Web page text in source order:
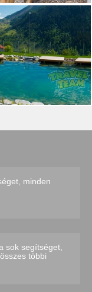
minden
sok segítséget,
többi